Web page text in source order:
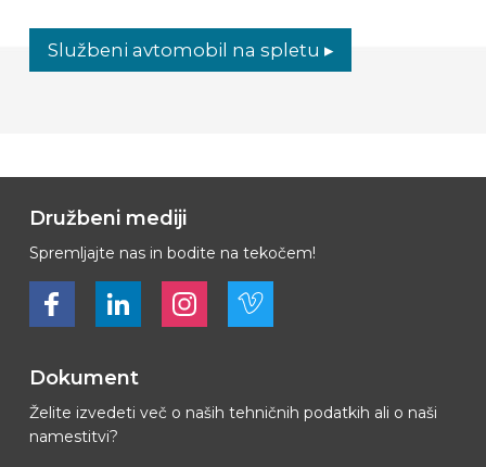
Službeni avtomobil na spletu ▸
Družbeni mediji
Spremljajte nas in bodite na tekočem!
Bekijk ons op FacebookBekijk ons op LinkedInBekijk ons op LinkedInBekijk ons op Vimeo
Dokument
Želite izvedeti več o naših tehničnih podatkih ali o naši
namestitvi?